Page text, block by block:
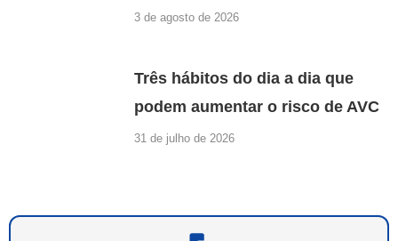
3 de agosto de 2026
Três hábitos do dia a dia que
podem aumentar o risco de AVC
31 de julho de 2026